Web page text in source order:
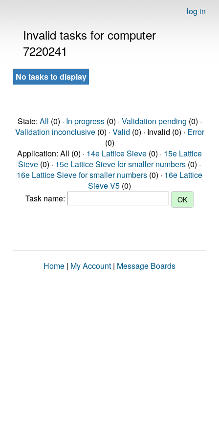
log in
Invalid tasks for computer
7220241
No tasks to display
State: All (0) · In progress(0) · Validation pending (0) ·
Validation inconclusive(0) · Valid (0) · Invalid (0) · Error
(0)
Application: All (0) · 14e Lattice Sieve (0) · 15e Lattice
Sieve (0) · 15e Lattice Sieve for smaller numbers (0) ·
16e Lattice Sieve for smaller numbers (0) · 16e Lattice
Sieve V5 (0)
Task name:
Home | My Account | Message Boards